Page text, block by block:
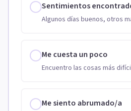
Sentimientos
Algunos días buenos, otros
Me cuesta un poco
Encuentro las cosas más
Me siento abrumado/a